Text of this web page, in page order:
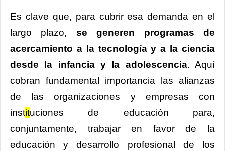
Es clave que, para cubrir esa demanda en el
largo plazo, se generen programas de
acercamiento a la tecnología y a la ciencia
desde la infancia y la adolescencia. Aquí
cobran fundamental importancia las alianzas
de las organizaciones y empresas con
instituciones de educación para,
conjuntamente, trabajar en favor de la
educación y desarrollo profesional de los